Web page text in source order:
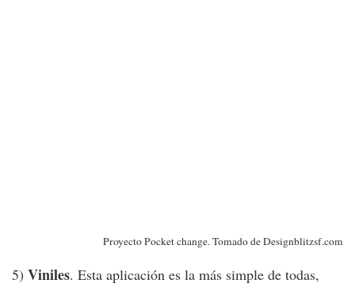
Proyecto Pocket change. Tomado de Designblitzsf.com
5) Viniles. Esta aplicación es la más simple de todas,